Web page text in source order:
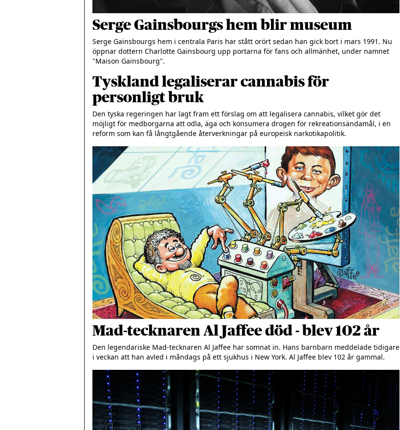
Serge Gainsbourgs hem blir museum
Serge Gainsbourgs hem i centrala Paris har stått orört sedan han gick bort i mars 1991. Nu
öppnar dottern Charlotte Gainsbourg upp portarna för fans och allmänhet, under namnet
Tyskland legaliserar cannabis för
personligt bruk
Den tyska regeringen har lagt fram ett förslag om att legalisera cannabis, vilket gör det
möjligt för medborgarna att odla, äga och konsumera drogen för rekreationsändamål, i en
Mad-tecknaren Al Jaffee död - blev 102 år
Den legendariske Mad-tecknaren Al Jaffee har somnat in. Hans barnbarn meddelade tidigare